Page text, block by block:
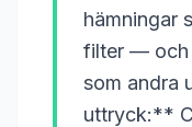
hämningar
filter — och
som andra
uttryck:**